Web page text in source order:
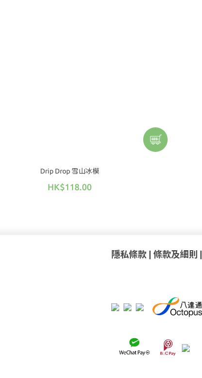
Drip Drop 雪山冰模
HK$118.00
隱私條款 條款及細則